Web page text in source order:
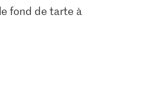
fond de tarte à